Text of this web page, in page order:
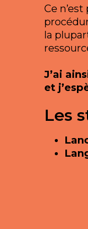
Ce
la
J’ai
et
Les